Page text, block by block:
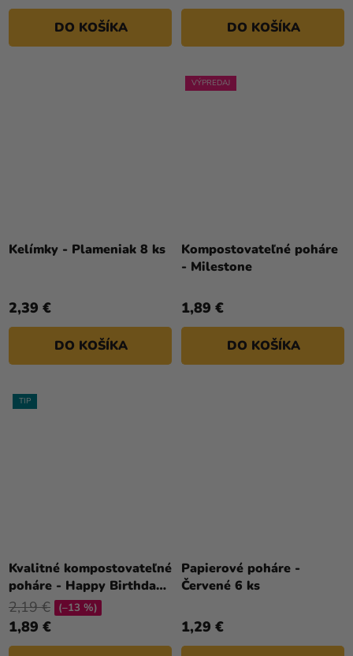
DO KOŠÍKA DO KOŠÍKA
Kelímky - Plameniak 8 ks
2,39 €
DO KOŠÍKA
VÝPREDAJ
Kompostovateľné poháre
- Milestone
1,89 €
DO KOŠÍKA
TIP
Kvalitné kompostovateľné
poháre - Happy Birthday
8 ks
1,89 €
2,19 € (–13 %)
Papierové poháre -
Červené 6 ks
1,29 €